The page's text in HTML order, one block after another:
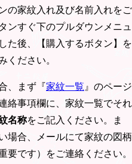
の家紋入れ及び名前入れをご
ンすぐ下のプルダウンメニュ
た後、【購入するボタン】を
ください。
、まず『家紋一覧 』のページ
絡事項欄に、家紋一覧でそれ
名称をご記入ください。ま
場合、メールにて家紋の図柄
要です）をご連絡ください。